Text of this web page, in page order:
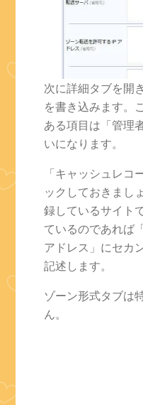
次に詳細タブを開
を書き込みます。
ある項目は「管理
いになります。
「キャッシュレコ
ックしておきまし
録しているサイト
ているのであれば
アドレス」にセカ
記述します。
ゾーン形式タブは
ん。